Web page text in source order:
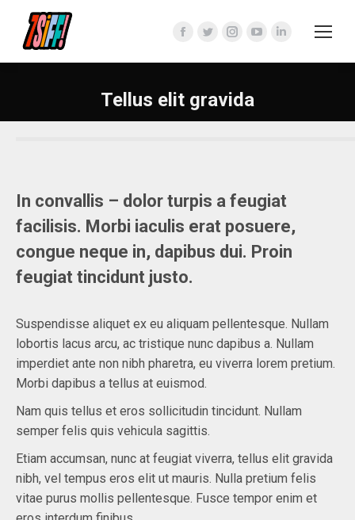
Facebook
page
in
new
Twitter
page
in
new
Instagram
page
in
new
YouTube
page
new
Linkedin
page
new
Tellus elit gravida
In convallis – dolor turpis a feugiat
facilisis. Morbi iaculis erat posuere,
congue neque in, dapibus dui. Proin
feugiat tincidunt justo.
Suspendisse aliquet ex eu aliquam pellentesque. Nullam
lobortis lacus arcu, ac tristique nunc dapibus a. Nullam
imperdiet ante non nibh pharetra, eu viverra lorem pretium.
Morbi dapibus a tellus at euismod.
Nam quis tellus et eros sollicitudin tincidunt. Nullam
semper felis quis vehicula sagittis.
Etiam accumsan, nunc at feugiat viverra, tellus elit gravida
nibh, vel tempus eros elit ut mauris. Nulla pretium felis
vitae purus mollis pellentesque. Fusce tempor enim et